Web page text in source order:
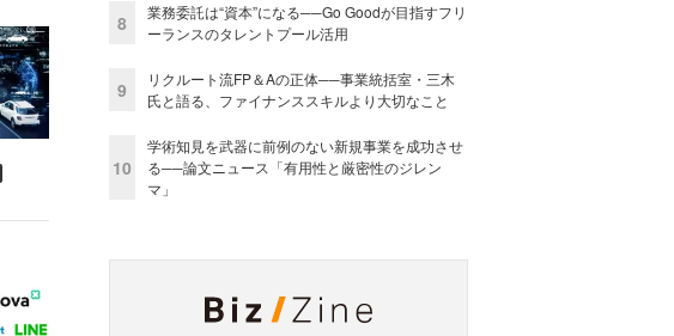
8
業務委託は“資本”になる──Go Goodが目指すフリ
ーランスのタレントプール活用
9
リクルート流FP＆Aの正体──事業統括室・三木
氏と語る、ファイナンススキルより大切なこと
10
学術知見を武器に前例のない新規事業を成功させ
る──論文ニュース「有用性と厳密性のジレン
マ」